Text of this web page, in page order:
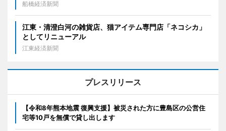
船橋経済新聞
江東・清澄白河の雑貨店、猫アイテム専門店「ネコシカ」
としてリニューアル
江東経済新聞
プレスリリース
【令和8年熊本地震 復興支援】被災された方に豊島区の公営住
宅等10戸を無償で貸し出します